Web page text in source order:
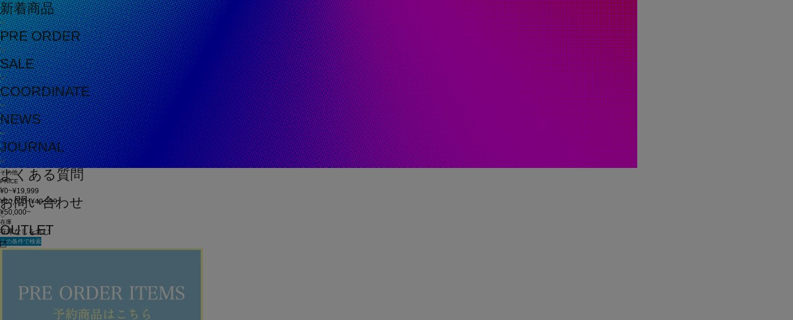
新着商品
PRE ORDER
SALE
COORDINATE
NEWS
JOURNAL
よくある質問
お問い合わせ
OUTLET
その他
PRICE
¥0~¥19,999
¥20,000~¥49,999
¥50,000~
在庫
在庫なしを含む
この条件で検索
60件
単色表示